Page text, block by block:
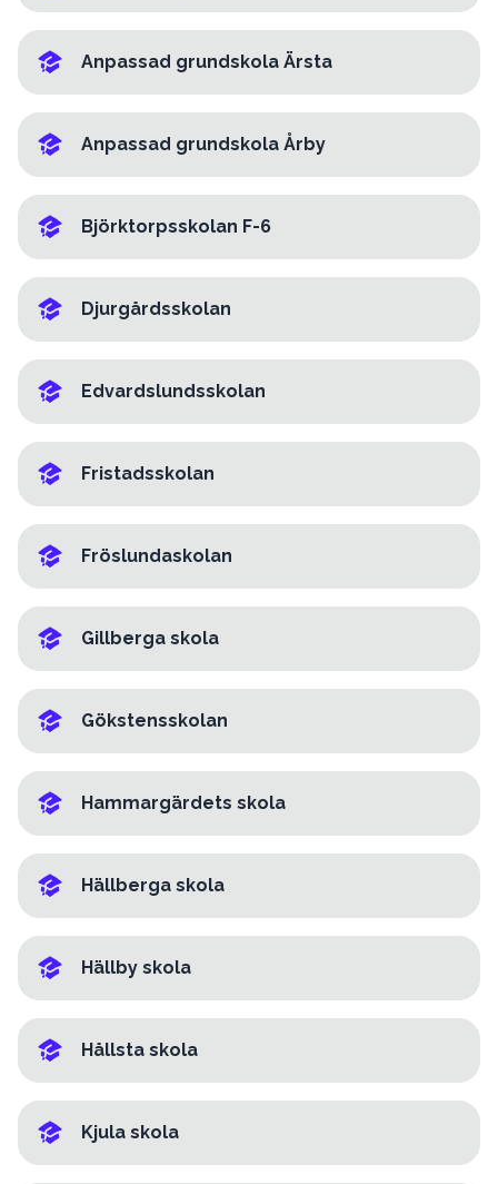
Anpassad grundskola Ärsta
Anpassad grundskola Årby
Björktorpsskolan F-6
Djurgårdsskolan
Edvardslundsskolan
Fristadsskolan
Fröslundaskolan
Gillberga skola
Gökstensskolan
Hammargärdets skola
Hällberga skola
Hällby skola
Hållsta skola
Kjula skola